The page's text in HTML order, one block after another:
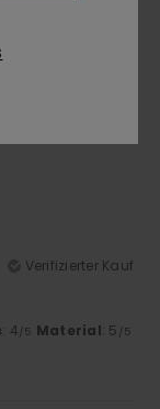
Verifizierter Kauf
: 4/5 Material: 5 /5